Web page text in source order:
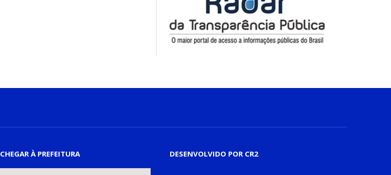
À PREFEITURA DESENVOLVIDO POR CR2